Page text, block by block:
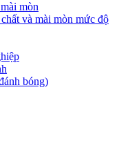
mòn
và mài mòn mức độ
bóng)